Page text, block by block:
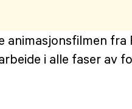
fra
i alle faser av